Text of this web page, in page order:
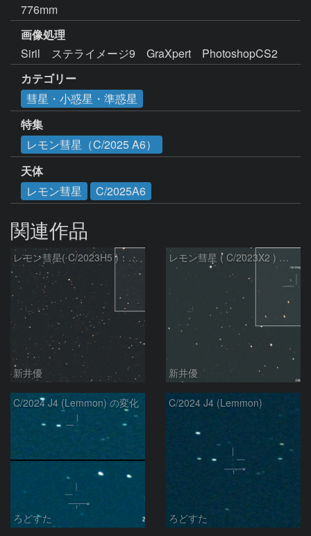
776mm
画像処理
Siril　ステライメージ9　GraXpert　PhotoshopCS2
カテゴリー
彗星・小惑星・準惑星
特集
レモン彗星（C/2025 A6）
天体
レモン彗星
C/2025A6
関連作品
レモン彗星( C/2023H5 )：2026/05/20
新井優
レモン彗星 ( C/2023X2 ) の予報位置：2026/05/29
新井優
C/2024 J4 (Lemmon) の変化
ろどすた
C/2024 J4 (Lemmon)
ろどすた